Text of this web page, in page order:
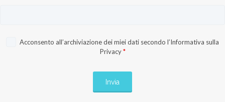
Acconsento all’archiviazione dei miei dati secondo l’Informativa sulla
Privacy *